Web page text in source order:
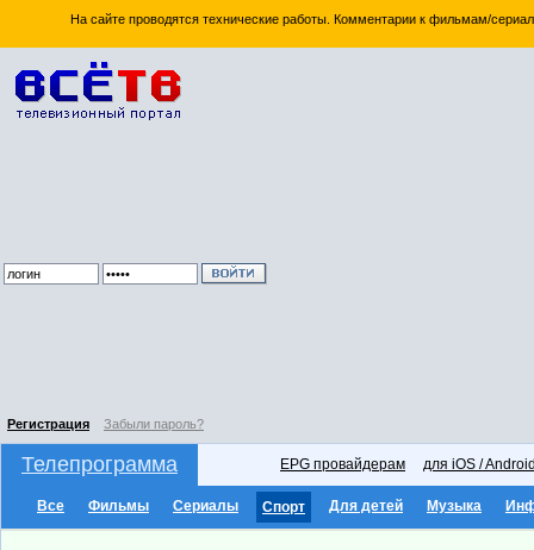
На сайте проводятся технические работы. Комментарии к фильмам/
Регистрация Забыли пароль?
Телепрограмма EPG провайдерам для iOS /
Все Фильмы Сериалы Спорт Для детей Музыка